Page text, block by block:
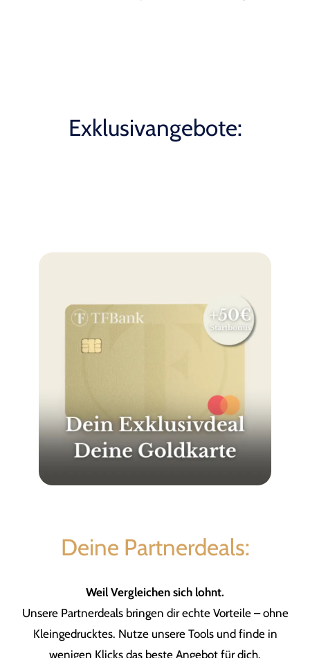
Exklusivangebote:
Deine Partnerdeals:
Weil Vergleichen sich lohnt.
Unsere Partnerdeals bringen dir echte Vorteile – ohne
Kleingedrucktes. Nutze unsere Tools und finde in
wenigen Klicks das beste Angebot für dich.